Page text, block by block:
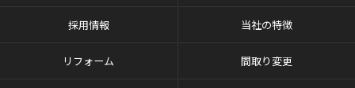
採用情報 当社の特徴
リフォーム 間取り変更